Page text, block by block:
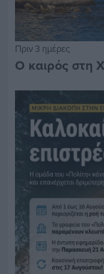
Πριν 3 ημέρες
Ο καιρός στη